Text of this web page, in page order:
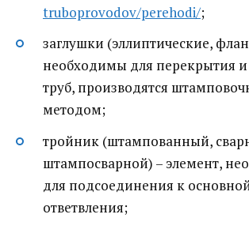
truboprovodov/perehodi/;
заглушки (эллиптические,
необходимы для перекрытия
труб, производятся
методом;
тройник (штампованный,
штампосварной) – элемент,
для подсоединения к
ответвления;